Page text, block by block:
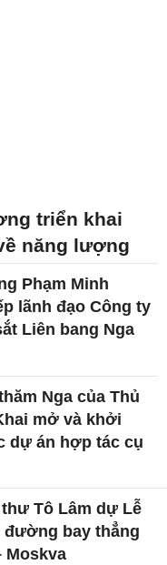
triển khai
năng lượng
Phạm Minh
lãnh đạo Công ty
Liên bang Nga
Nga của Thủ
mở và khởi
dự án hợp tác cụ
Tô Lâm dự Lễ
đường bay thẳng
Moskva